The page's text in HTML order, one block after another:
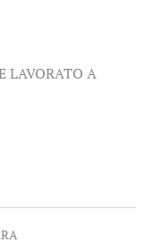
LAVORATO A